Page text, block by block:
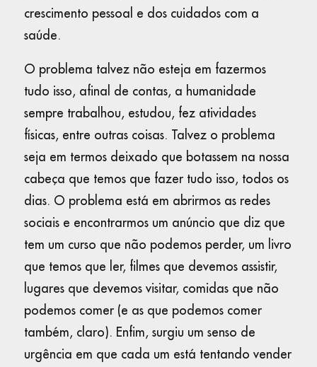
crescimento pessoal e dos cuidados com a
saúde.
O problema talvez não esteja em fazermos
tudo isso, afinal de contas, a humanidade
sempre trabalhou, estudou, fez atividades
físicas, entre outras coisas. Talvez o problema
seja em termos deixado que botassem na nossa
cabeça que temos que fazer tudo isso, todos os
dias. O problema está em abrirmos as redes
sociais e encontrarmos um anúncio que diz que
tem um curso que não podemos perder, um livro
que temos que ler, filmes que devemos assistir,
lugares que devemos visitar, comidas que não
podemos comer (e as que podemos comer
também, claro). Enfim, surgiu um senso de
urgência em que cada um está tentando vender